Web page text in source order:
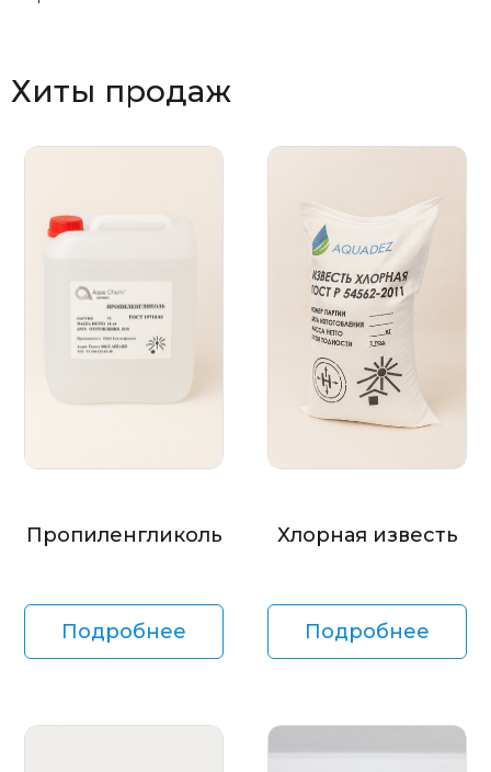
Хиты продаж
Пропиленгликоль
Подробнее
Хлорная известь
Подробнее